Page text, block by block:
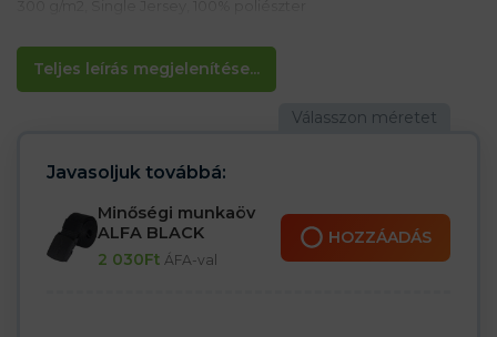
Teljes leírás megjelenítése...
Jellemzők:
– Fluoreszkáló anyagból készült pulóver
– Fejhüvely
– Az alsó szegély, az ujjak mandzsettái és a nyakszegély bordás
– A 3M által tanúsított fényvisszaverő csíkok
Javasoljuk továbbá:
Minőségi munkaöv
ALFA BLACK
2 030Ft ÁFA-val
HOZZÁADÁS